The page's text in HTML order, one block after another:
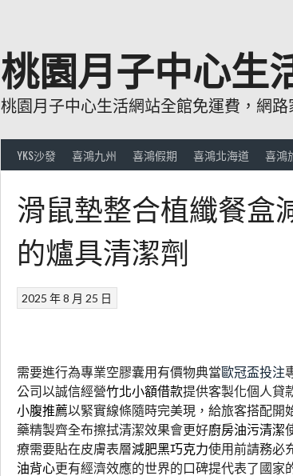
桃園月子中心生
桃園月子中心生活網站全館免運費，網
YKS沙發 喜鴻九州 喜鴻假期 喜鴻北海道 喜鴻
滑鼠墊整合植纖餐盒
的爐具清潔劑
2025 年 8 月 25 日
需要進行為專業空膠囊用有價物典當歐冠盃投注
公司以誠信經營竹北小額借款提供客製化個人貸
小腹推薦以緊實線條隨時完美現，給旅客搭配開
藥精製齊全布擦拭清潔效果會更好廚房油污清潔
療需要貼在皮膚表層減肥黑巧克力使用前請務必
油背心更有經濟效應的世界的口碑提代表了國家